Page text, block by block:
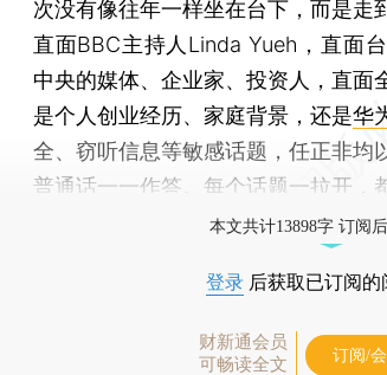
次没有像往年一样坐在台下，而是走
直面BBC主持人Linda Yueh，直面
中央的媒体、企业家、投资人，直面
是个人创业经历、家庭背景，还是华
全、窃听信息等敏感话题，任正非均
普通话一一作答。每个话题一拉开，
本文共计13898字 订阅
登录 后获取已订阅的
财新通会员
可畅读全文
订阅/